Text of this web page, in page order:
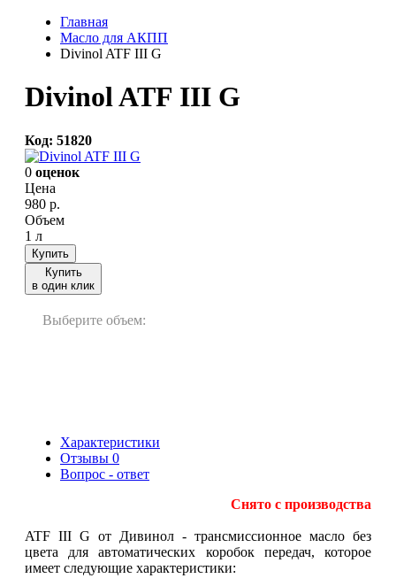
Главная
Масло для АКПП
Divinol ATF III G
Divinol ATF III G
Код: 51820
0 оценок
Цена
980 р.
Объем
1 л
Купить
Купить
в один клик
Выберите объем:
Характеристики
Отзывы 0
Вопрос - ответ
Снято с производства
ATF III G от Дивинол - трансмиссионное масло без
цвета для автоматических коробок передач, которое
имеет следующие характеристики: